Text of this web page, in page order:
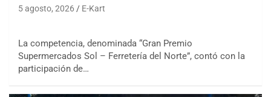
5 agosto, 2026 E-Kart
La competencia, denominada “Gran Premio
Supermercados Sol – Ferretería del Norte”, contó con la
participación de…